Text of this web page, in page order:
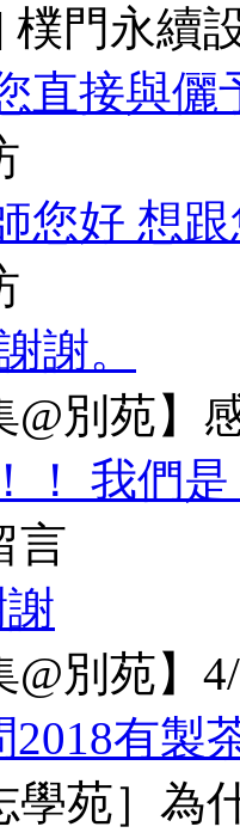
樸門永續
直接與儷
您好 想
謝。
@別苑】
！ 我們
言
@別苑】
2018有製
學苑］為